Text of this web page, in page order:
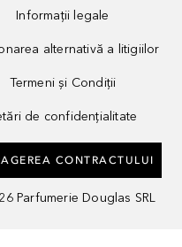
Informații legale
alternativă a litigiilor
Termeni și Condiții
de confidențialitate
CONTRACTULUI
Parfumerie Douglas SRL